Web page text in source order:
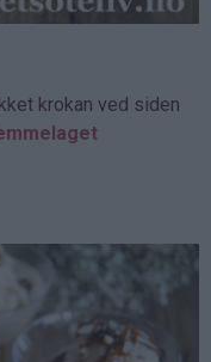
krokan ved siden